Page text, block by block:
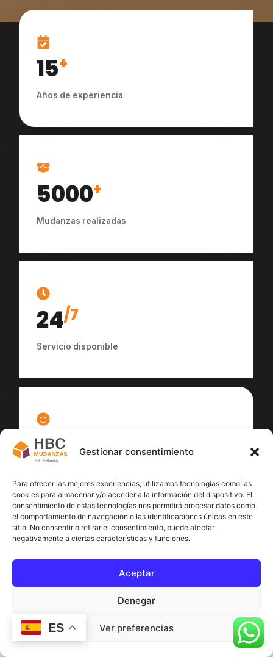
Gestionar consentimiento
Para ofrecer las mejores experiencias, utilizamos tecnologías como las
cookies para almacenar y/o acceder a la información del dispositivo. El
consentimiento de estas tecnologías nos permitirá procesar datos como
el comportamiento de navegación o las identificaciones únicas en este
sitio. No consentir o retirar el consentimiento, puede afectar
negativamente a ciertas características y funciones.
Aceptar
Denegar
Ver preferencias
15+
Años de experiencia
5000+
Mudanzas realizadas
24/7
Servicio disponible
100
ES